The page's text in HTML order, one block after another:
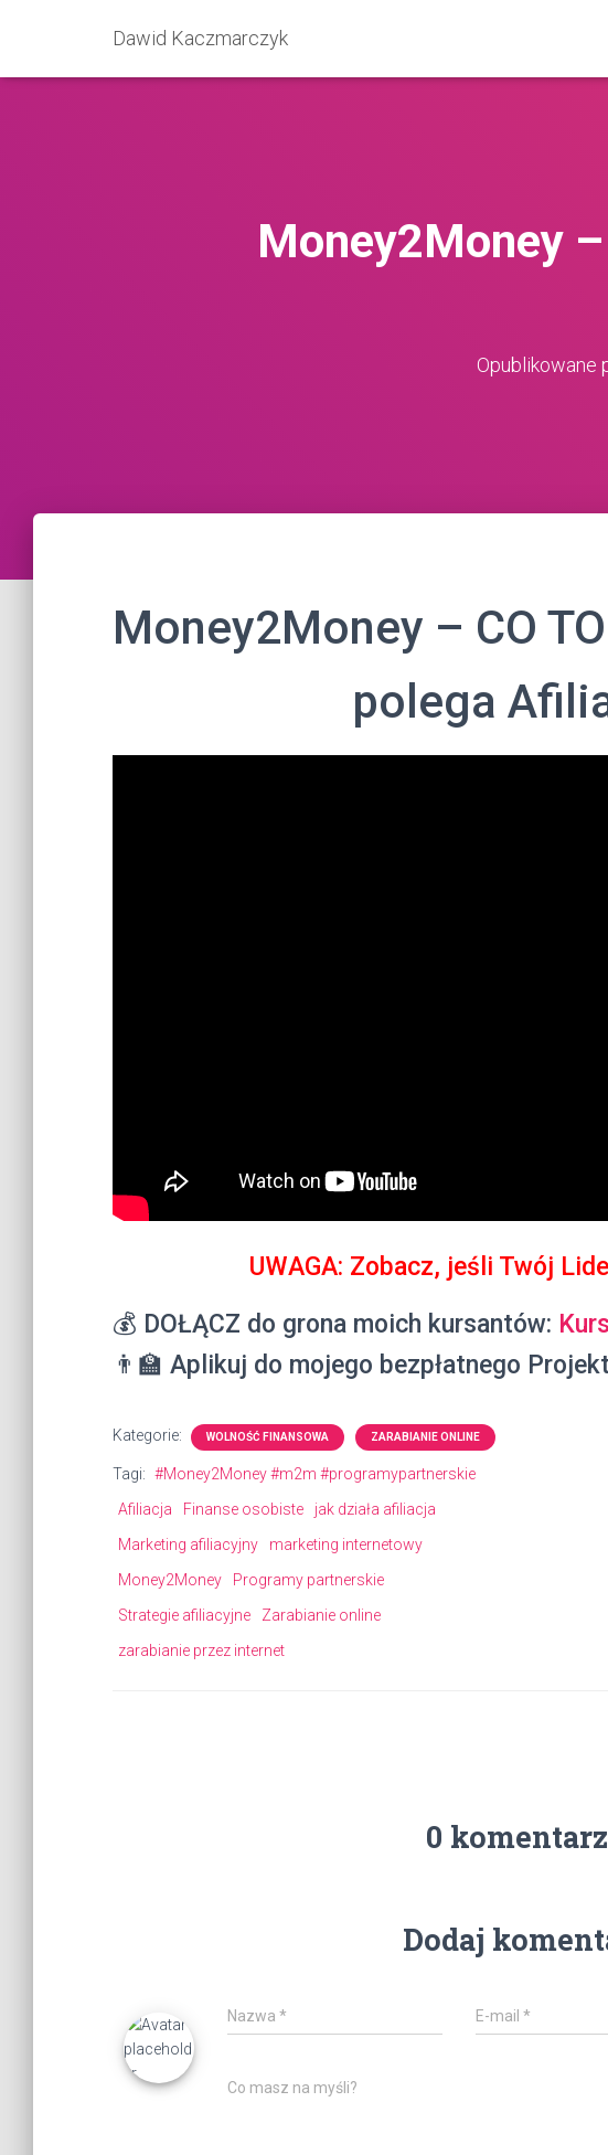
Dawid Kaczmarczyk
Money2Money
Opublikowane
Money2Money – CO
polega
UWAGA: Zobacz, jeśli Twój
💰 DOŁĄCZ do grona moich kursantów:
👨‍🏫 Aplikuj do mojego bezpłatnego
Kategorie: WOLNOŚĆ FINANSOWA ZARABIANIE ONLINE
Tagi: #Money2Money #m2m #programypartnerskie
Afiliacja
Finanse osobiste
jak działa afiliacja
Marketing afiliacyjny
marketing internetowy
Money2Money
Programy partnerskie
Strategie afiliacyjne
Zarabianie online
zarabianie przez internet
0
Dodaj
Nazwa * E-mail*
Co masz na myśli?